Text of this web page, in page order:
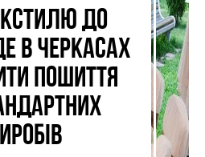
до
в Черкасах
пошиття